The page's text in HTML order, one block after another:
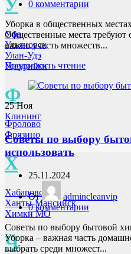
У
Уфа
Ульяновск
Улан-Удэ
Уссурийск
Ф
Фролово
Фрязино
Х
Хабаровск
Ханты-Мансийск
Химки МО
Ч
0 комментарии
Уборка в общественных
Общественные места требуют
важно учесть множеств...
Продолжить чтение
25Ноя
Клининг
Советы по выбору
использовать
25.11.2024
От
admincleanvip
0 комментарии
Советы по выбору бытовой
Уборка – важная часть
выбрать среди множест...